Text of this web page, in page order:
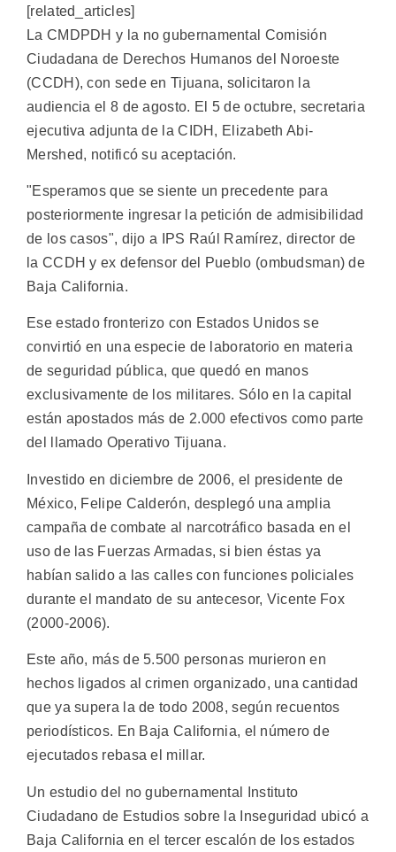
[related_articles]
La CMDPDH y la no gubernamental Comisión
Ciudadana de Derechos Humanos del Noroeste
(CCDH), con sede en Tijuana, solicitaron la
audiencia el 8 de agosto. El 5 de octubre, secretaria
ejecutiva adjunta de la CIDH, Elizabeth Abi-
Mershed, notificó su aceptación.
"Esperamos que se siente un precedente para
posteriormente ingresar la petición de admisibilidad
de los casos", dijo a IPS Raúl Ramírez, director de
la CCDH y ex defensor del Pueblo (ombudsman) de
Baja California.
Ese estado fronterizo con Estados Unidos se
convirtió en una especie de laboratorio en materia
de seguridad pública, que quedó en manos
exclusivamente de los militares. Sólo en la capital
están apostados más de 2.000 efectivos como parte
del llamado Operativo Tijuana.
Investido en diciembre de 2006, el presidente de
México, Felipe Calderón, desplegó una amplia
campaña de combate al narcotráfico basada en el
uso de las Fuerzas Armadas, si bien éstas ya
habían salido a las calles con funciones policiales
durante el mandato de su antecesor, Vicente Fox
(2000-2006).
Este año, más de 5.500 personas murieron en
hechos ligados al crimen organizado, una cantidad
que ya supera la de todo 2008, según recuentos
periodísticos. En Baja California, el número de
ejecutados rebasa el millar.
Un estudio del no gubernamental Instituto
Ciudadano de Estudios sobre la Inseguridad ubicó a
Baja California en el tercer escalón de los estados